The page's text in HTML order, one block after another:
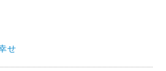
せ